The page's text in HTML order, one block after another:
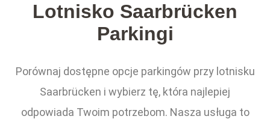
Lotnisko Saarbrücken
Parkingi
Porównaj dostępne opcje parkingów przy lotnisku
Saarbrücken i wybierz tę, która najlepiej
odpowiada Twoim potrzebom. Nasza usługa to